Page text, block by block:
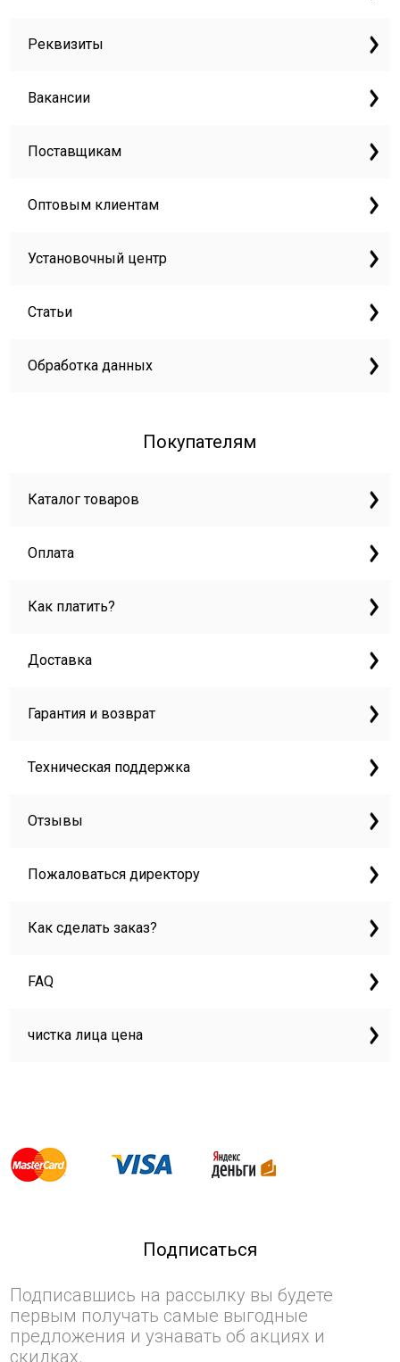
Реквизиты
Вакансии
Поставщикам
Оптовым клиентам
Установочный центр
Статьи
Обработка данных
Покупателям
Каталог товаров
Оплата
Как платить?
Доставка
Гарантия и возврат
Техническая поддержка
Отзывы
Пожаловаться директору
Как сделать заказ?
FAQ
чистка лица цена
Подписаться
Подписавшись на рассылку вы будете
первым получать самые выгодные
предложения и узнавать об акциях и
скидках.